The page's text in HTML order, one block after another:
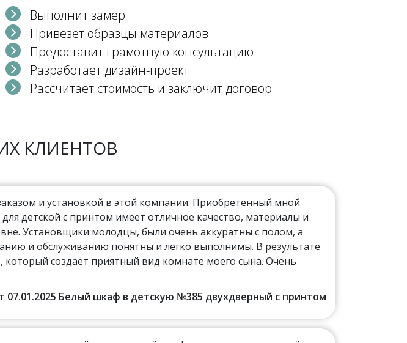
Выполнит замер
Привезет образцы материалов
Предоставит грамотную консультацию
Разработает дизайн-проект
Рассчитает стоимость и заключит договор
КЛИЕНТОВ
и установкой в этой компании. Приобретенный мной
детской с принтом имеет отличное качество, материалы и
Установщики молодцы, были очень аккуратны с полом, а
и обслуживанию понятны и легко выполнимы. В результате
который создаёт приятный вид комнате моего сына. Очень
07.01.2025 Белый шкаф в детскую №385 двухдверный с принтом